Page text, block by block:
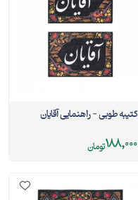
کتیبه طوبی - راهنمایی آقایان
188,000تومان